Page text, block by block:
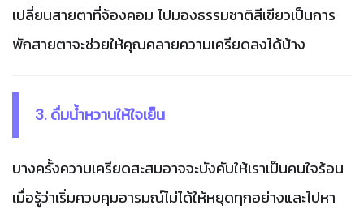
เปลี่ยนสายตาที่จ้องคอม ไปมองธรรมชาติสีเขียวเป็นการ
พักสายตาจะช่วยให้คุณคลายความเครียดลงได้บ้าง
3. ดื่มน้ำหวานให้ใจเย็น
บางครั้งความเครียดสะสมอาจจะบังคับให้เราเป็นคนใจร้อน
เมื่อรู้ว่าเริ่มควบคุมอารมณ์ไม่ได้ให้หยุดทุกอย่างและไปหา